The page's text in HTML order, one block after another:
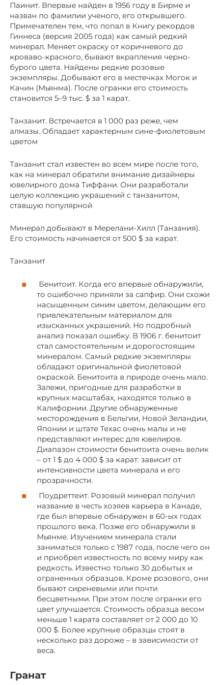
Паинит. Впервые найден в 1956 году в Бирме и
назван по фамилии ученого, его открывшего.
Примечателен тем, что попал в Книгу рекордов
Гиннеса (версия 2005 года) как самый редкий
минерал. Меняет окраску от коричневого до
кроваво-красного, бывают вкрапления черно-
бурого цвета. Найдены редкие розовые
экземпляры. Добывают его в местечках Могок и
Качин (Мьянма). После огранки его стоимость
становится 5–9 тыс. $ за 1 карат.
Танзанит. Встречается в 1 000 раз реже, чем
алмазы. Обладает характерным сине-фиолетовым
цветом
Танзанит стал известен во всем мире после того,
как на минерал обратили внимание дизайнеры
ювелирного дома Тиффани. Они разработали
целую коллекцию украшений с танзанитом,
ставшую популярной
Минерал добывают в Мерелани-Хилл (Танзания).
Его стоимость начинается от 500 $ за карат.
Танзанит
Бенитоит. Когда его впервые обнаружили,
то ошибочно приняли за сапфир. Они схожи
насыщенным синим цветом, делающим его
привлекательным материалом для
изысканных украшений. Но подробный
анализ показал ошибку. В 1906 г. бенитоит
стал самостоятельным и дорогостоящим
минералом. Самый редкие экземпляры
обладают оригинальной фиолетовой
окраской. Бенитоита в природе очень мало.
Залежи, пригодные для разработки в
крупных масштабах, находятся только в
Калифорнии. Другие обнаруженные
месторождения в Бельгии, Новой Зеландии,
Японии и штате Техас очень малы и не
представляют интерес для ювелиров.
Диапазон стоимости бенитоита очень велик
– от 1 $ до 4 000 $ за карат: зависит от
интенсивности цвета минерала и его
прозрачности.
Поудреттеит. Розовый минерал получил
название в честь хозяев карьера в Канаде,
где был впервые обнаружен в 60-ых годах
прошлого века. Позже его обнаружили в
Мьянме. Изучением минерала стали
заниматься только с 1987 года, после чего он
и приобрел известность по всему миру как
редкость. Известно только 30 добытых и
ограненных образцов. Кроме розового, они
бывают сиреневыми или почти
бесцветными. При этом после огранки его
цвет улучшается. Стоимость образца весом
меньше 1 карата составляет от 2 000 до 10
000 $. Более крупные образцы стоят в
несколько раз дороже – в зависимости от
веса.
Гранат